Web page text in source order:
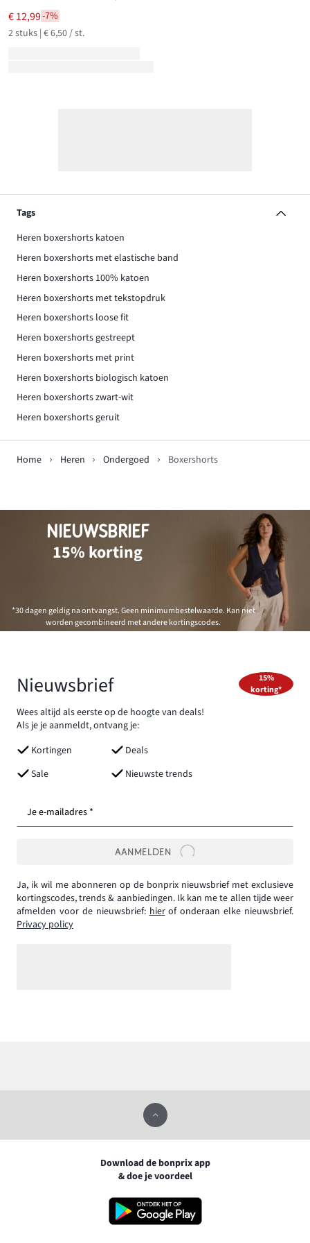
€ 12,99-7%
2 stuks | € 6,50 / st.
Tags
Heren boxershorts katoen
Heren boxershorts met elastische band
Heren boxershorts 100% katoen
Heren boxershorts met tekstopdruk
Heren boxershorts loose fit
Heren boxershorts gestreept
Heren boxershorts met print
Heren boxershorts biologisch katoen
Heren boxershorts zwart-wit
Heren boxershorts geruit
Home Heren Ondergoed Boxershorts
NIEUWSBRIEF
15% korting
*30 dagen geldig na ontvangst. Geen minimumbestelwaarde. Kan niet
worden gecombineerd met andere kortingscodes.
Nieuwsbrief
Wees altijd als eerste op de hoogte van deals!
Als je je aanmeldt, ontvang je:
Kortingen
Deals
Sale
Nieuwste trends
15%
korting*
Je e-mailadres *
AANMELDEN
Ja, ik wil me abonneren op de bonprix nieuwsbrief met exclusieve
kortingscodes, trends & aanbiedingen. Ik kan me te allen tijde weer
afmelden voor de nieuwsbrief:hierof onderaan elke nieuwsbrief.
Privacy policy
Download de bonprix app
& doe je voordeel